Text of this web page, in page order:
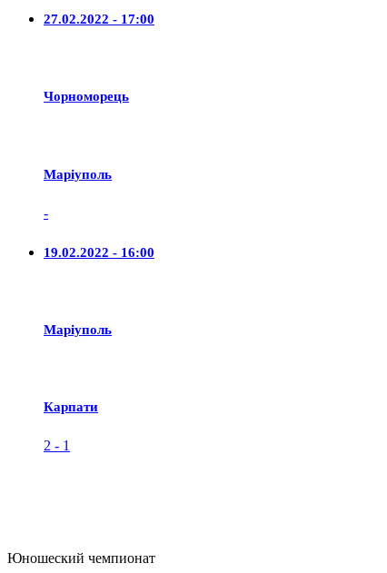
27.02.2022 - 17:00
Чорноморець
Маріуполь
-
19.02.2022 - 16:00
Маріуполь
Карпати
2 - 1
Юношеский чемпионат